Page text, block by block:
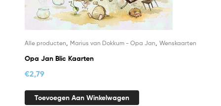
Alle producten Marius van Dokkum - Opa Jan Wenskaarten
Opa Jan Blic Kaarten
€2,79
Toevoegen Aan Winkelwagen